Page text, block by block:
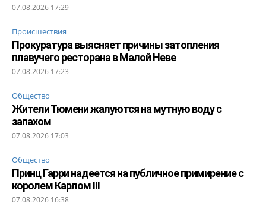
07.08.2026 17:29
Происшествия
Прокуратура выясняет причины затопления
плавучего ресторана в Малой Неве
07.08.2026 17:23
Общество
Жители Тюмени жалуются на мутную воду с
запахом
07.08.2026 17:03
Общество
Принц Гарри надеется на публичное примирение с
королем Карлом III
07.08.2026 16:38